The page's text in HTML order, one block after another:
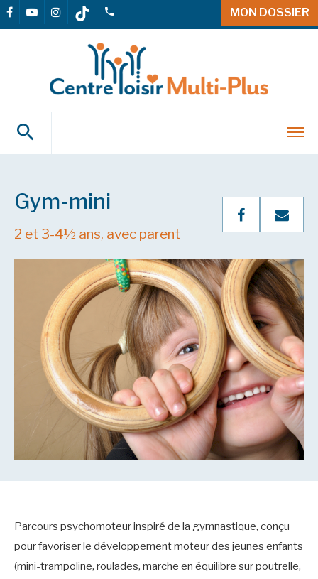
MON DOSSIER
Gym-mini
2 et 3-4½ ans, avec parent
Parcours psychomoteur inspiré de la gymnastique, conçu
pour favoriser le développement moteur des jeunes enfants
(mini-trampoline, roulades, marche en équilibre sur poutrelle,